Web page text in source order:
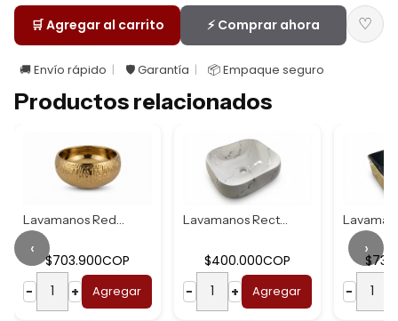
🛒 Agregar al carrito ⚡ Comprar ahora ♡
🚚 Envío rápido 🛡️ Garantía 📦 Empaque seguro
Productos relacionados
$703.900COP
−
+ Agregar
$400.000COP
−
+ Agregar
−
‹ ›